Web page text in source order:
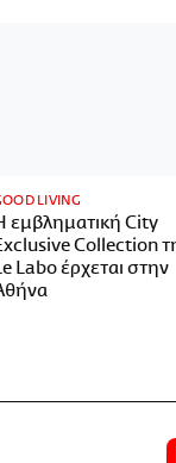
LIVING
εμβληματική City
Collection
Labo έρχεται στην